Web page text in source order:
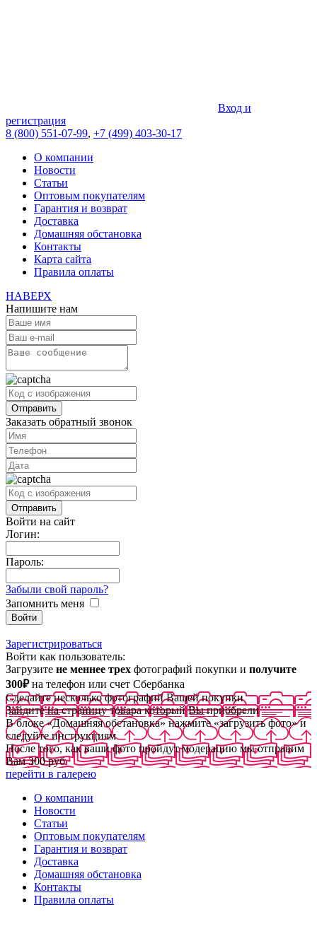
Вход и
регистрация
8 (800) 551-07-99, +7 (499) 403-30-17
О компании
Новости
Статьи
Оптовым покупателям
Гарантия и возврат
Доставка
Домашняя обстановка
Контакты
Карта сайта
Правила оплаты
НАВЕРХ
Напишите нам
Заказать обратный звонок
Войти на сайт
Логин:
Пароль:
Забыли свой пароль?
Запомнить меня
Зарегистрироваться
Войти как пользователь:
Загрузите не меннее трех фотографий покупки и получите
300₽на телефон или счет Сбербанка
Сделайте несколько фотографий Вашей покупки
Зайдите на страницу товара который Вы приобрели
В блоке «Домашняя обстановка» нажмите «загрузить фото» и
следуйте инструкциям
После того, как ваши фото пройдут модерацию мы отправим
Вам 300 руб
перейти в галерею
О компании
Новости
Статьи
Оптовым покупателям
Гарантия и возврат
Доставка
Домашняя обстановка
Контакты
Правила оплаты